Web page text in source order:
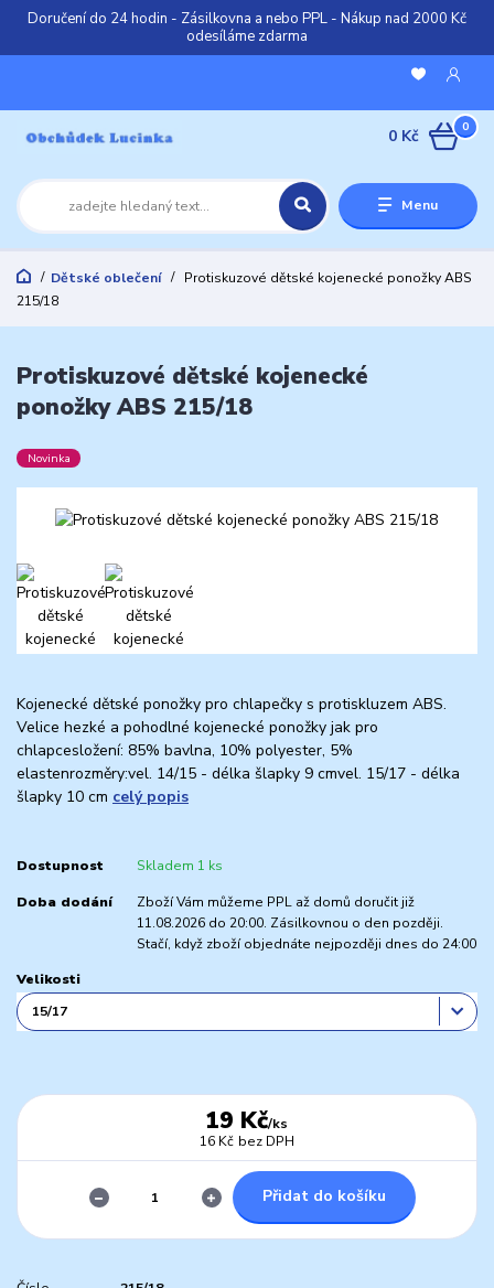
Doručení do 24 hodin - Zásilkovna a nebo PPL - Nákup nad 2000 Kč
odesíláme zdarma
Menu
0
0 Kč
Dětské oblečení
Protiskuzové dětské kojenecké ponožky ABS
215/18
Protiskuzové dětské kojenecké
ponožky ABS 215/18
Novinka
Kojenecké dětské ponožky pro chlapečky s protiskluzem ABS.
Velice hezké a pohodlné kojenecké ponožky jak pro
chlapcesložení: 85% bavlna, 10% polyester, 5%
elastenrozměry:vel. 14/15 - délka šlapky 9 cmvel. 15/17 - délka
šlapky 10 cm celý popis
Dostupnost Skladem 1 ks
Doba dodání
Zboží Vám můžeme PPL až domů doručit již
11.08.2026 do 20:00. Zásilkovnou o den později.
Stačí, když zboží objednáte nejpozději dnes do 24:00
Velikosti
19 Kč/ks
16 Kč bez DPH
Přidat do košíku